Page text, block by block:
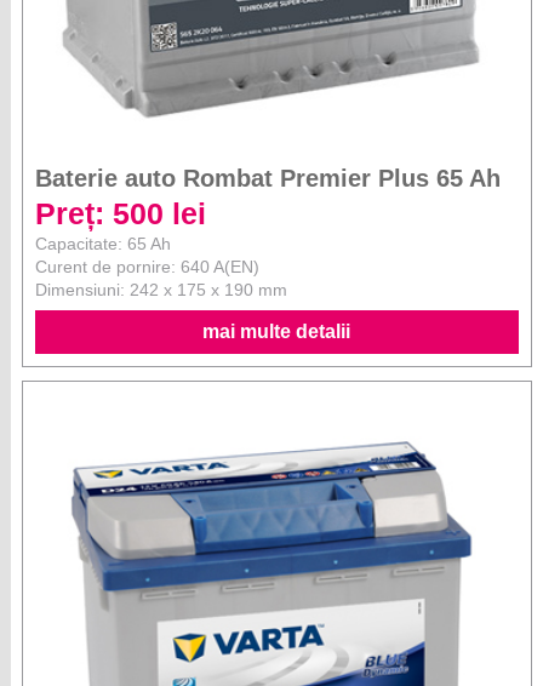
Baterie auto Rombat Premier Plus 65 Ah
Preț: 500 lei
Capacitate: 65 Ah
Curent de pornire: 640 A(EN)
Dimensiuni: 242 x 175 x 190 mm
mai multe detalii